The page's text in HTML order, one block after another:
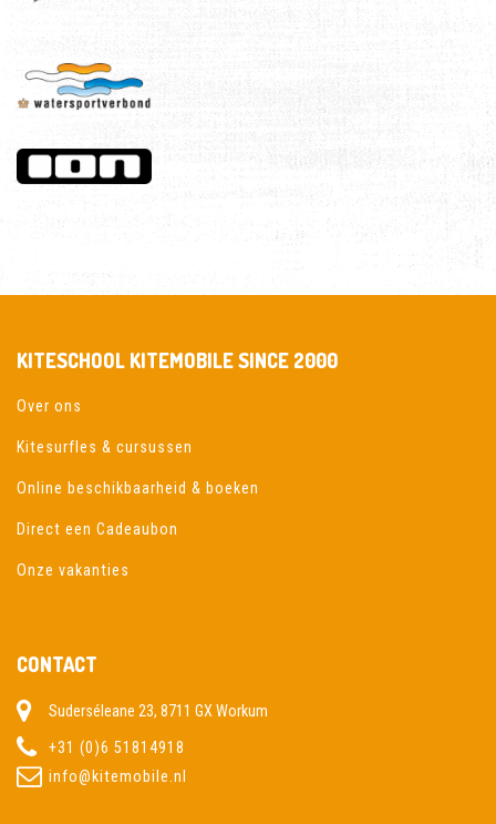
KITESCHOOL KITEMOBILE SINCE 2000
Over ons
Kitesurfles & cursussen
Online beschikbaarheid & boeken
Direct een Cadeaubon
Onze vakanties
CONTACT
Suderséleane 23, 8711 GX Workum
+31 (0)6 51814918
info@kitemobile.nl